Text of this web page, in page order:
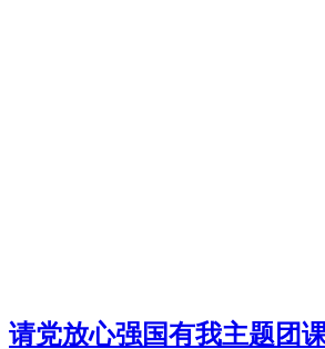
请党放心强国有我主题团